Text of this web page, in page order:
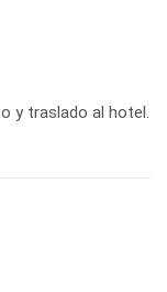
y traslado al hotel.